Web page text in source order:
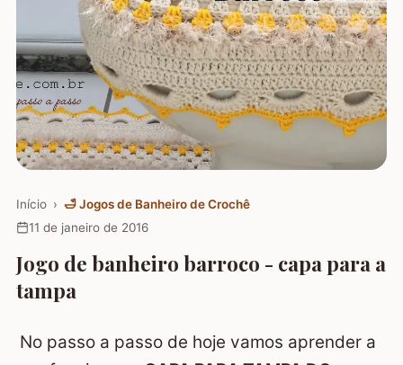
Início › 🛁 Jogos de Banheiro de Crochê
11 de janeiro de 2016
Jogo de banheiro barroco - capa para a
tampa
No passo a passo de hoje vamos aprender a